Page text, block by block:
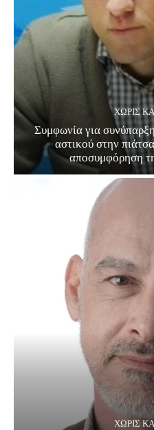
ΧΩΡΊΣ
Συμφωνία για
αστικού στην
αποσυμφόρηση
ΧΩΡΊΣ